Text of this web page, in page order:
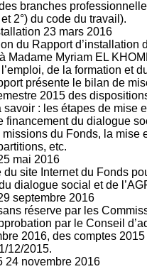
branches
et 2°) du code du travail).
23 mars 2016
du Rapport d’installation
Madame Myriam EL
de la formation et
présente le bilan de
2015 des
savoir : les étapes de mise
financement du dialogue
missions du Fonds, la
etc.
mai 2016
du site Internet du Fonds
dialogue social et de
septembre 2016
réserve par les
par le Conseil
2016, des comptes 2015
12/2015.
24 novembre 2016